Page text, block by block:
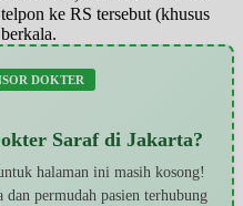
ke RS tersebut (khusus
DOKTER
Saraf di Jakarta?
halaman ini masih kosong!
permudah pasien terhubung